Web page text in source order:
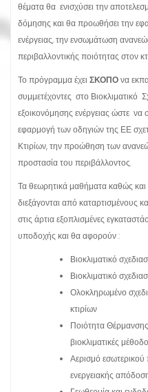
θέματα θα ενισχύσει την
δόμησης και θα προωθήσει την
ενέργειας, την ενσωμάτωση
περιβαλλοντικής ποιότητας στον
Το πρόγραμμα έχει ΣΚΟΠΟνα
συμμετέχοντες στο Βιοκλιματικό
εξοικονόμησης ενέργειας ώστε
εφαρμογή των οδηγιών της ΕΕ
Κτιρίων, την προώθηση των
προστασία του περιβάλλοντος.
Τα θεωρητικά μαθήματα καθώς
διεξάγονται από καταρτισμένους
στις άρτια εξοπλισμένες
υποδοχής και θα αφορούν :
Βιοκλιματικό
Βιοκλιματικό
Ολοκληρωμένο
κτιρίων
Ποιότητα
βιοκλιματικές
Αερισμό
ενεργειακής